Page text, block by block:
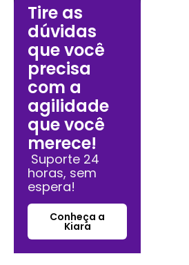
Tire as
dúvidas
que você
precisa
com a
agilidade
que você
merece!
Suporte 24
horas, sem
espera!
Conheça a
Kiara